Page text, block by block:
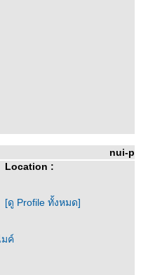
nui-p
Location :
[ดู Profile ทั้งหมด]
มค์